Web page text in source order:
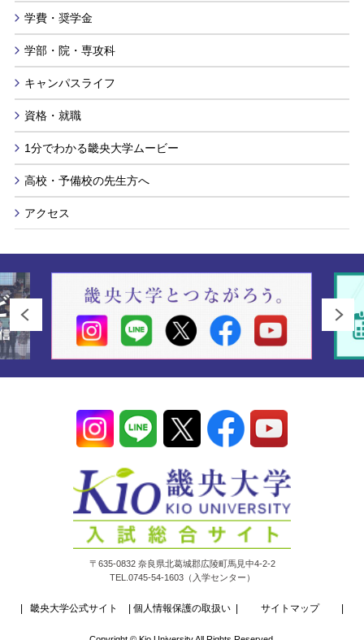
学費・奨学金
学部・院・専攻科
キャンパスライフ
資格・就職
1分でわかる畿央大学ムービー
高校・予備校の先生方へ
アクセス
〒635-0832 奈良県北葛城郡広陵町馬見中4-2-2
TEL.0745-54-1603（入学センター）
畿央大学公式サイト 個人情報保護の取扱い サイトマップ